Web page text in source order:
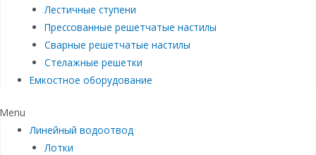
Лестичные ступени
Прессованные решетчатые настилы
Сварные решетчатые настилы
Стелажные решетки
Емкостное оборудование
Menu
Линейный водоотвод
Лотки